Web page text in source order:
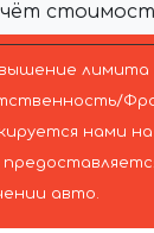
лимита
нами
авто.